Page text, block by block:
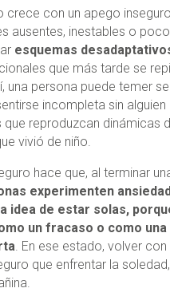
crece con un apego
ausentes, inestables o
esquemas
que más tarde se
una persona puede temer
incompleta sin alguien
que reproduzcan dinámicas
vivió de niño.
hace que, al terminar
experimenten
idea de estar solas,
un fracaso o como una
. En ese estado, volver con
que enfrentar la